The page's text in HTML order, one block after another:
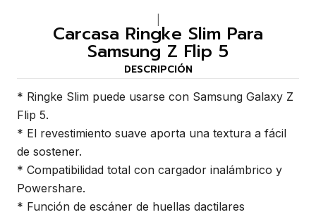
Carcasa Ringke Slim Para
Samsung Z Flip 5
DESCRIPCIÓN
* Ringke Slim puede usarse con Samsung Galaxy Z
Flip 5.
* El revestimiento suave aporta una textura a fácil
de sostener.
* Compatibilidad total con cargador inalámbrico y
Powershare.
* Función de escáner de huellas dactilares